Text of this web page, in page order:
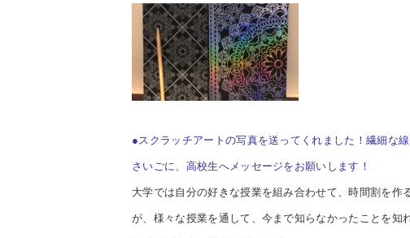
●スクラッチアートの写真を送ってくれました！繊細な
さいごに、高校生へメッセージをお願いします！
大学では自分の好きな授業を組み合わせて、時間割を
が、様々な授業を通して、今まで知らなかったことを